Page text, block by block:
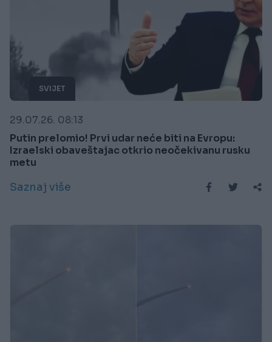
SVIJET
29.07.26. 08:13
Putin prelomio! Prvi udar neće biti na Evropu:
Izraelski obaveštajac otkrio neočekivanu rusku
metu
Saznaj više